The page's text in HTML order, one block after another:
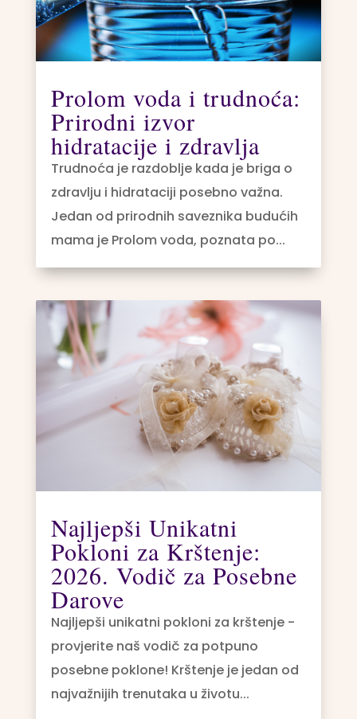
Prolom voda i trudnoća:
Prirodni izvor
hidratacije i zdravlja
Trudnoća je razdoblje kada je briga o
zdravlju i hidrataciji posebno važna.
Jedan od prirodnih saveznika budućih
mama je Prolom voda, poznata po...
Najljepši Unikatni
Pokloni za Krštenje:
2026. Vodič za Posebne
Darove
Najljepši unikatni pokloni za krštenje -
provjerite naš vodič za potpuno
posebne poklone! Krštenje je jedan od
najvažnijih trenutaka u životu...